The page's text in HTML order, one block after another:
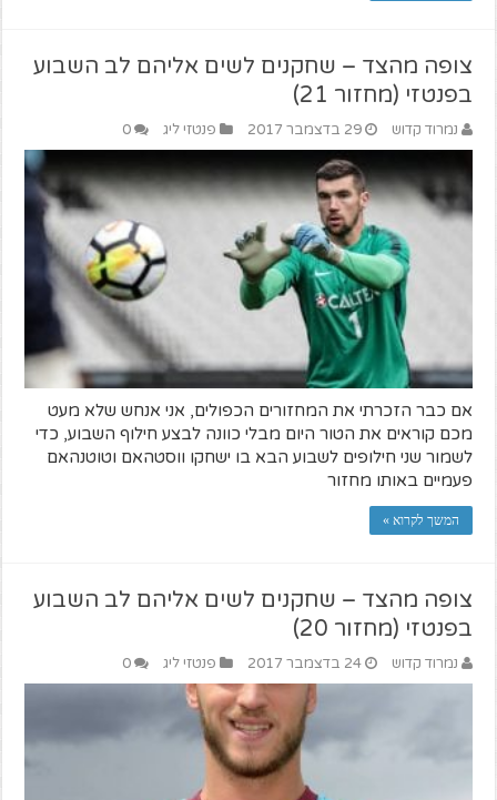
צופה מהצד – שחקנים לשים אליהם לב השבוע
בפנטזי (מחזור 21)
נמרוד קדוש 29 בדצמבר 2017 פנטזי ליג 0
אם כבר הזכרתי את המחזורים הכפולים, אני אנחש שלא מעט
מכם קוראים את הטור היום מבלי כוונה לבצע חילוף השבוע, כדי
לשמור שני חילופים לשבוע הבא בו ישחקו ווסטהאם וטוטנהאם
פעמיים באותו מחזור
המשך לקרוא »
צופה מהצד – שחקנים לשים אליהם לב השבוע
בפנטזי (מחזור 20)
נמרוד קדוש 24 בדצמבר 2017 פנטזי ליג 0